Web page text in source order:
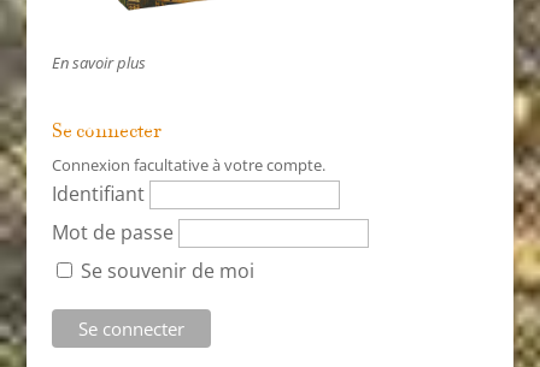
En savoir plus
Se connecter
Connexion facultative à votre compte.
Identifiant
Mot de passe
Se souvenir de moi